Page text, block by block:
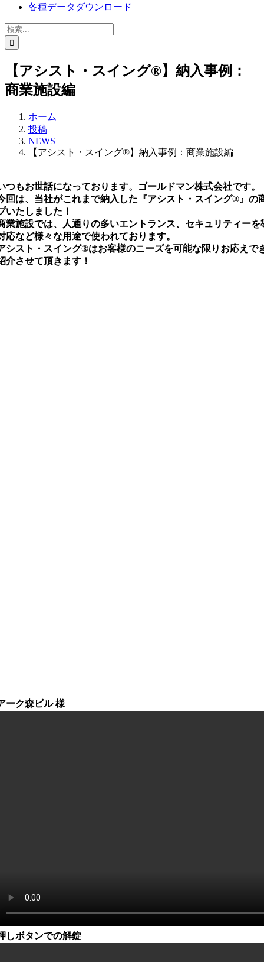
各種データダウンロード
検
索
…
【アシスト・スイング®】納入事例：
商業施設編
ホーム
投稿
NEWS
【アシスト・スイング®】納入事例：商業施設編
つもお世話になっております。ゴールドマン株式会社です。
回は、当社がこれまで納入した『アシスト・スイング®』の
いたしました！
業施設では、人通りの多いエントランス、セキュリティー
応など様々な用途で使われております。
シスト・スイング®はお客様のニーズを可能な限りお応えで
介させて頂きます！
ーク森ビル 様
しボタンでの解錠